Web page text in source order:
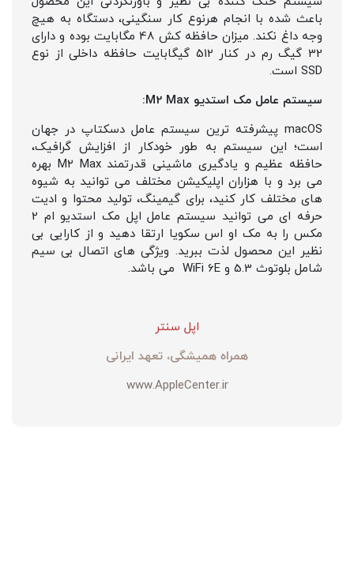
باعث شده با انجام هرنوع کار سنگینی، دستگاه به هیچ
وجه داغ نکند. میزان حافظه کش 48 مگابایت بوده و دارای
32 گیگ رم در کنار 512 گیگابایت حافظه داخلی از نوع
SSD است.
سیستم عامل مک استدیو M2 Max:
macOS پیشرفته ترین سیستم عامل دسکتاپ در جهان
است؛ این سیستم به طور خودکار از افزایش گرافیک،
حافظه عظیم و یادگیری ماشینی قدرتمند M۲ Max بهره
می برد و با هزاران اپلیکیشن مختلف می توانید به شیوه
های مختلف کار کنید، برای گیمینگ، تولید محتوا و ادیت
حرفه ای می توانید سیستم عامل اپل مک استدیو ام 2
مکس را به مک او اس سکویا ارتقا دهید و از کارایی بی
نظیر این محصول لذت ببرید. ویژگی های اتصال بی سیم
شامل بلوتوث 5.3 و WiFi 6E می باشد.
اپل سنتر
همراه همیشگی، تعهد ایرانی
www.AppleCenter.ir